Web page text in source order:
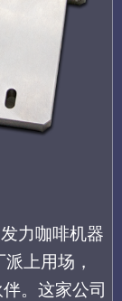
力咖啡机器
上用场，
。这家公司